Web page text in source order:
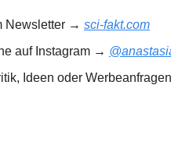
Newsletter → sci-fakt.com
auf Instagram →
Ideen oder